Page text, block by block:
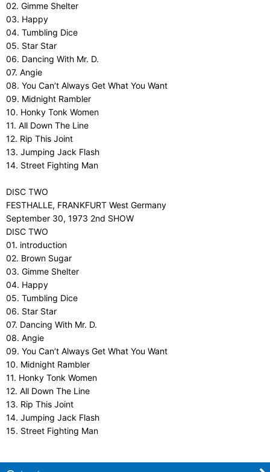
02. Gimme Shelter
03. Happy
04. Tumbling Dice
05. Star Star
06. Dancing With Mr. D.
07. Angie
08. You Can’t Always Get What You Want
09. Midnight Rambler
10. Honky Tonk Women
11. All Down The Line
12. Rip This Joint
13. Jumping Jack Flash
14. Street Fighting Man
DISC TWO
FESTHALLE, FRANKFURT West Germany
September 30, 1973 2nd SHOW
DISC TWO
01. introduction
02. Brown Sugar
03. Gimme Shelter
04. Happy
05. Tumbling Dice
06. Star Star
07. Dancing With Mr. D.
08. Angie
09. You Can’t Always Get What You Want
10. Midnight Rambler
11. Honky Tonk Women
12. All Down The Line
13. Rip This Joint
14. Jumping Jack Flash
15. Street Fighting Man